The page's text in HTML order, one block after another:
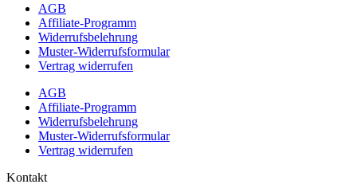
AGB
Affiliate-Programm
Widerrufsbelehrung
Muster-Widerrufsformular
Vertrag widerrufen
AGB
Affiliate-Programm
Widerrufsbelehrung
Muster-Widerrufsformular
Vertrag widerrufen
Kontakt